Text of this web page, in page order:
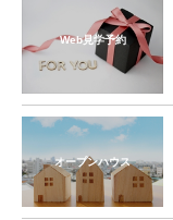
Web見学予約
オープンハウス